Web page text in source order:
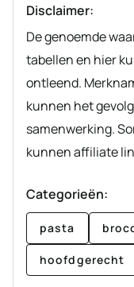
Disclaimer:
De genoemde waardes zijn gebaseerd op standaard
tabellen en hier
ontleend.
kunnen het
samenwerking.
kunnen affiliate
Categorieën:
pasta
hoofdgerecht